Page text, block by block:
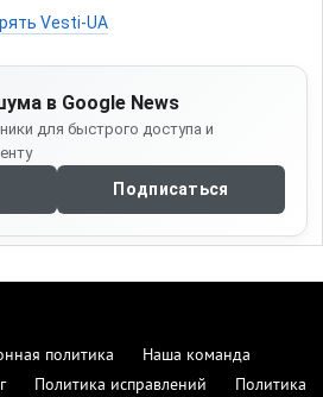
Vesti-UA
в Google News
для быстрого доступа и
Подписаться
политика
Наша команда
Политика исправлений
Политика